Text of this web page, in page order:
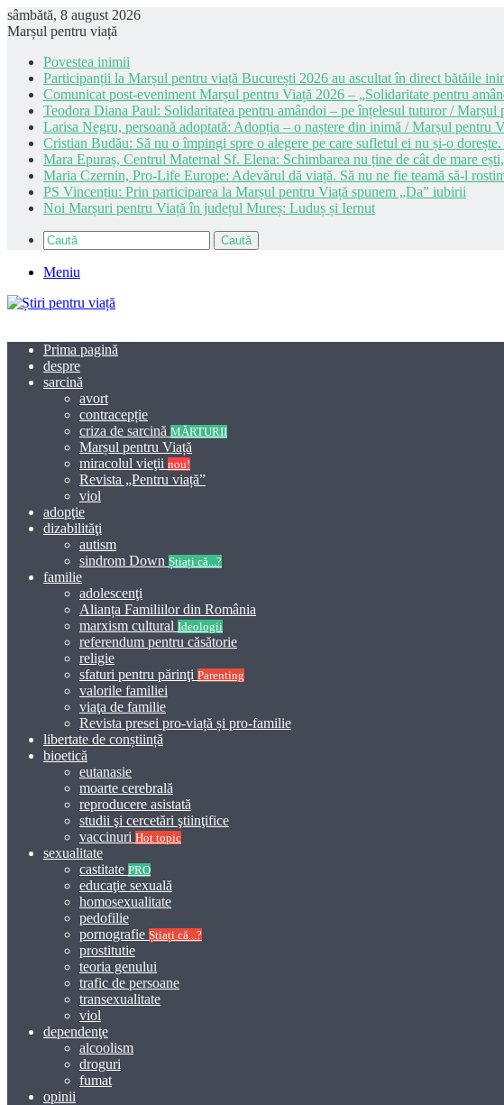
sâmbătă, 8 august 2026
Marșul pentru viață
Povestea inimii
Participanții la Marșul pentru viață București 2026 au ascultat în direct bătăile
Comunicat post-eveniment Marșul pentru Viață 2026 – „Solidaritate pentru
Teodora Diana Paul: Solidaritatea pentru amândoi – pe înțelesul tuturor /
Larisa Negru, persoană adoptată: Adopția – o naștere din inimă / Marșul pentru
Cristian Budău: Să nu o împingi spre o alegere pe care sufletul ei nu și-o
Mara Epuraș, Centrul Maternal Sf. Elena: Schimbarea nu ține de cât de mare
Maria Czernin, Pro-Life Europe: Adevărul dă viață. Să nu ne fie teamă să-l
PS Vincențiu: Prin participarea la Marșul pentru Viață spunem „Da” iubirii
Noi Marșuri pentru Viață în județul Mureș: Luduș și Iernut
Caută
Meniu
Prima pagină
despre
sarcină
avort
contracepție
criza de sarcină MĂRTURII
Marșul pentru Viață
miracolul vieţii nou!
Revista „Pentru viață”
viol
adopţie
dizabilităţi
autism
sindrom Down Știați că...?
familie
adolescenţi
Alianța Familiilor din România
marxism cultural Ideologii
referendum pentru căsătorie
religie
sfaturi pentru părinţi Parenting
valorile familiei
viaţa de familie
Revista presei pro-viață și pro-familie
libertate de conștiință
bioetică
eutanasie
moarte cerebrală
reproducere asistată
studii şi cercetări ştiinţifice
vaccinuri Hot topic
sexualitate
castitate PRO
educaţie sexuală
homosexualitate
pedofilie
pornografie Știați că...?
prostitutie
teoria genului
trafic de persoane
transexualitate
viol
dependenţe
alcoolism
droguri
fumat
opinii